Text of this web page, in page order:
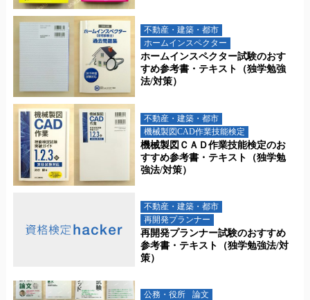
不動産・建築・都市
ホームインスペクター
ホームインスペクター試験のおす
すめ参考書・テキスト（独学勉強
法/対策）
不動産・建築・都市
機械製図CAD作業技能検定
機械製図ＣＡＤ作業技能検定のお
すすめ参考書・テキスト（独学勉
強法/対策）
不動産・建築・都市
再開発プランナー
再開発プランナー試験のおすすめ
参考書・テキスト（独学勉強法/対
策）
公務・役所 論文